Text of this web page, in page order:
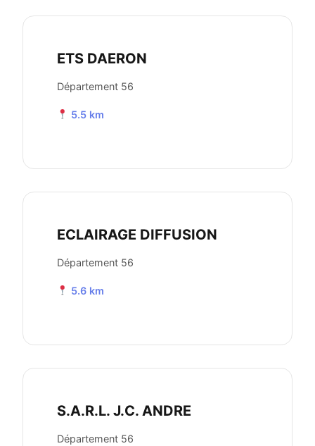
ETS DAERON
Département 56
5.5 km
ECLAIRAGE DIFFUSION
Département 56
5.6 km
S.A.R.L. J.C. ANDRE
Département 56